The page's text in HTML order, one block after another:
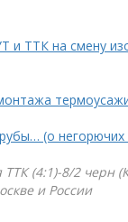
и ТТК на смену
(о негорючих
ТТК (4:1)-8/2 черн
и России